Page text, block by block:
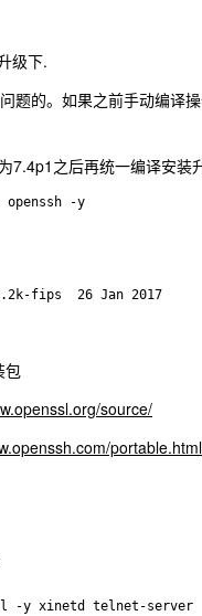
级下.
题的。如果之前手动编译
7.4p1之后再统一编译安装
openssh -y
包
source/
portable.html